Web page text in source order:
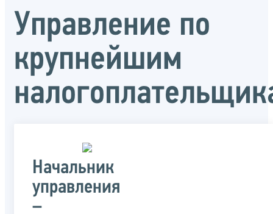
Управление по
крупнейшим
Начальник
управления
–